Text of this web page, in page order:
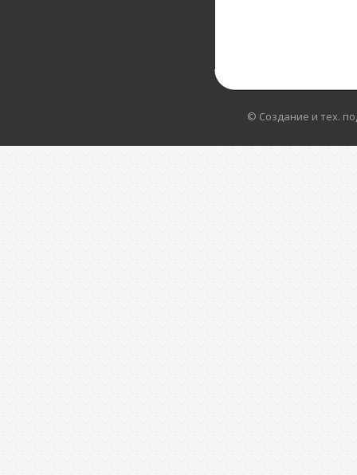
© Создание и тех.